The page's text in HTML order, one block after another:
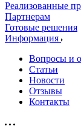
Реализованные
Партнерам
Готовые решения
Информация
Вопросы и
Статьи
Новости
Отзывы
Контакты